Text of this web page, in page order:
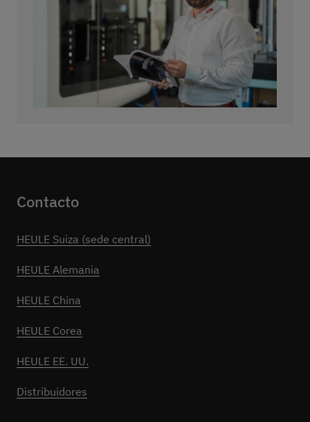
Contacto
HEULE Suiza (sede central)
HEULE Alemania
HEULE China
HEULE Corea
HEULE EE. UU.
Distribuidores